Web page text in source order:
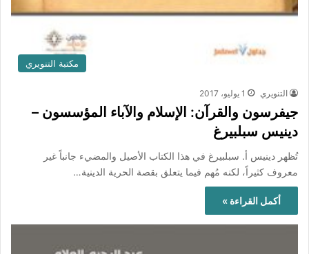
مكتبة التنويري
التنويري 1 يوليو، 2017
جيفرسون والقرآن: الإسلام والآباء المؤسسون –
دينيس سبلبيرغ
تُظهر دينيس أ. سبلبيرغ في هذا الكتاب الأصيل والمضيء جانباً غير
معروف كثيراً، لكنه مُهم فيما يتعلق بقصة الحرية الدينية…
أكمل القراءة »